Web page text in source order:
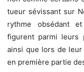
tueur sévissant sur
rythme obsédant
figurent parmi leurs
ainsi que lors de
en première partie